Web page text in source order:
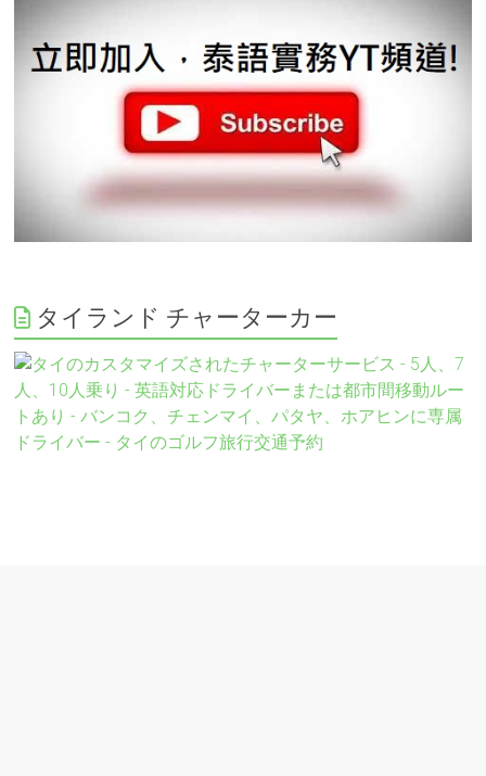
タイランド チャーターカー